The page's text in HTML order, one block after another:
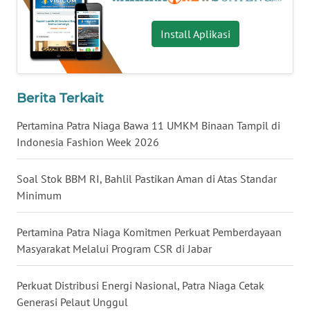
Install Aplikasi
Berita Terkait
Pertamina Patra Niaga Bawa 11 UMKM Binaan Tampil di
Indonesia Fashion Week 2026
Soal Stok BBM RI, Bahlil Pastikan Aman di Atas Standar
Minimum
Pertamina Patra Niaga Komitmen Perkuat Pemberdayaan
Masyarakat Melalui Program CSR di Jabar
Perkuat Distribusi Energi Nasional, Patra Niaga Cetak
Generasi Pelaut Unggul
JOGJA
WN
JATIM
WN
WN
KALBAR
WN
KALTENG
WN
KALTARA
WN